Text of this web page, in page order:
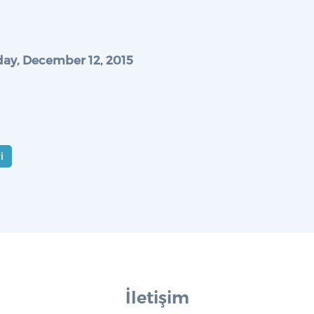
December 12, 2015
İletişim